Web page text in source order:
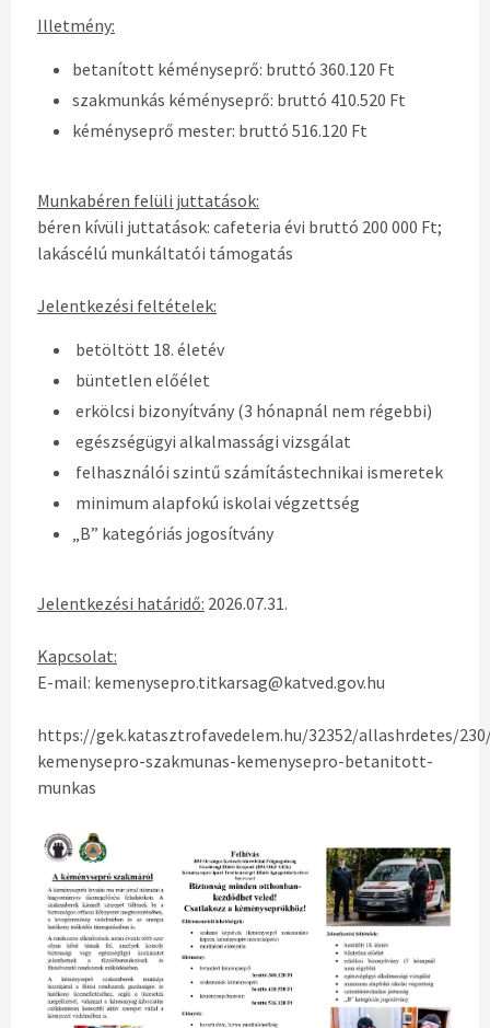
Illetmény:
betanított kéményseprő: bruttó 360.120 Ft
szakmunkás kéményseprő: bruttó 410.520 Ft
kéményseprő mester: bruttó 516.120 Ft
Munkabéren felüli juttatások:
béren kívüli juttatások: cafeteria évi bruttó 200 000 Ft;
lakáscélú munkáltatói támogatás
Jelentkezési feltételek:
betöltött 18. életév
büntetlen előélet
erkölcsi bizonyítvány (3 hónapnál nem régebbi)
egészségügyi alkalmassági vizsgálat
felhasználói szintű számítástechnikai ismeretek
minimum alapfokú iskolai végzettség
„B” kategóriás jogosítvány
Jelentkezési határidő: 2026.07.31.
Kapcsolat:
E-mail: kemenysepro.titkarsag@katved.gov.hu
https://gek.katasztrofavedelem.hu/32352/allashrdetes/
kemenysepro-szakmunas-kemenysepro-betanitott-
munkas